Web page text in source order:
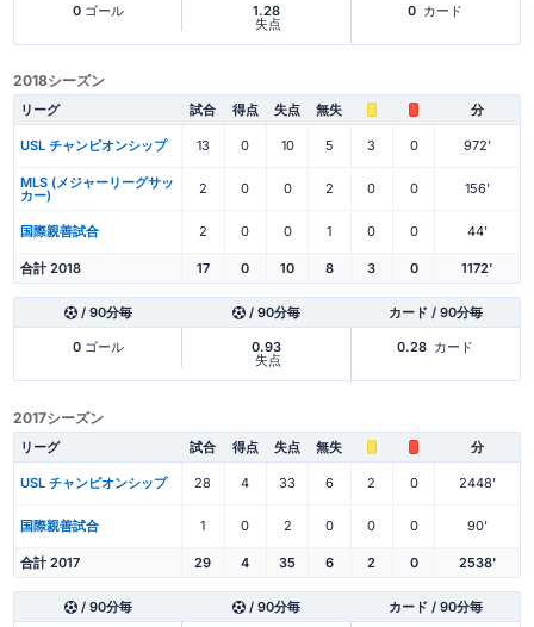
0ゴール 1.28
失点
0 カード
2018シーズン
リーグ 試合 得点 失点 無失 分
USL チャンピオンシップ 13 0 10 5 3 0 972'
MLS (メジャーリーグサッ
カー) 2 0 0 2 0 0 156'
国際親善試合 2 0 0 1 0 0 44'
合計 2018 17 0 10 8 3 0 1172'
/ 90分毎 / 90分毎 カード / 90分毎
0ゴール 0.93
失点
0.28 カード
2017シーズン
リーグ 試合 得点 失点 無失 分
USL チャンピオンシップ 28 4 33 6 2 0 2448'
国際親善試合 1 0 2 0 0 0 90'
合計 2017 29 4 35 6 2 0 2538'
/ 90分毎 / 90分毎 カード / 90分毎